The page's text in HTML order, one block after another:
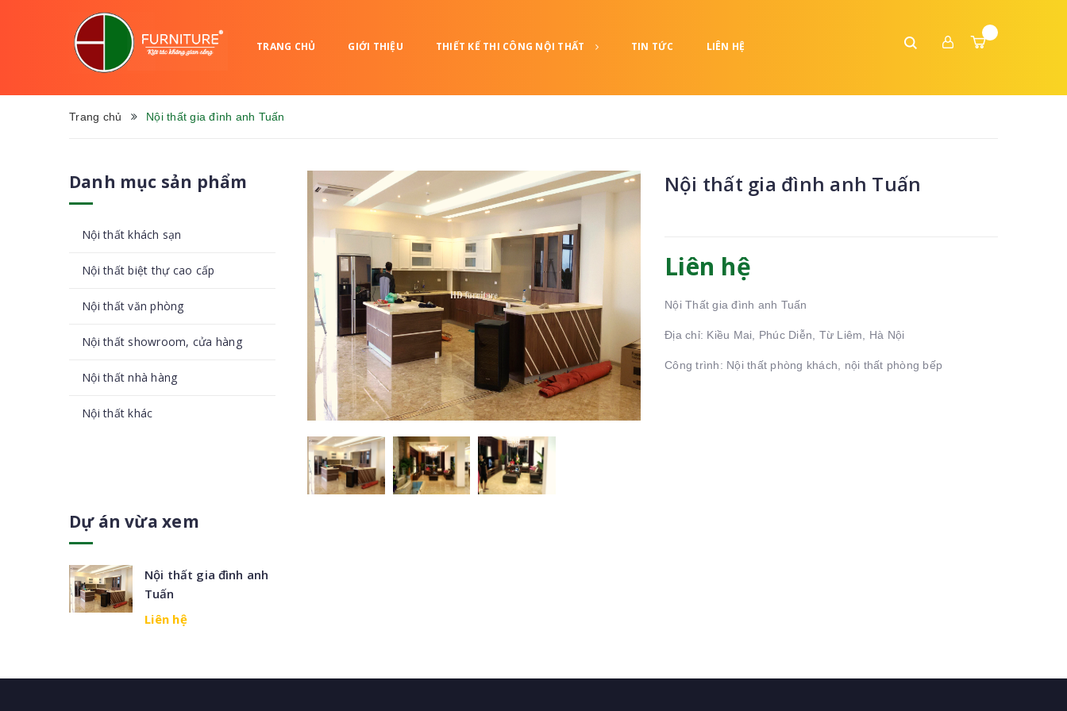
TRANG CHỦ GIỚI THIỆU THIẾT KẾ THI CÔNG NỘI THẤT TIN TỨC LIÊN HỆ
Trang chủ Nội thất gia đình anh Tuấn
Danh mục sản phẩm
Nội thất khách sạn
Nội thất biệt thự cao cấp
Nội thất văn phòng
Nội thất showroom, cửa hàng
Nội thất nhà hàng
Nội thất khác
Dự án vừa xem
Nội thất gia đình anh
Tuấn
Liên hệ
Nội thất gia đình anh Tuấn
Liên hệ
Nội Thất gia đình anh Tuấn
Địa chỉ: Kiều Mai, Phúc Diễn, Từ Liêm, Hà Nội
Công trình: Nội thất phòng khách, nội thất phòng bếp